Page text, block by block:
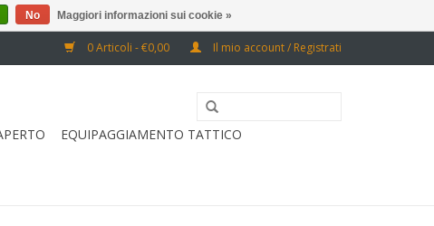
0 Articoli - €0,00 Il mio account / Registrati
EQUIPAGGIAMENTO TATTICO
No Maggiori informazioni sui cookie »